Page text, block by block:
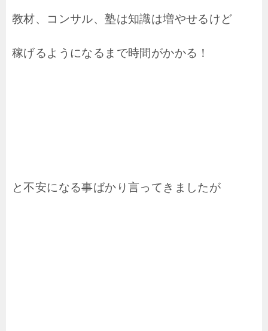
教材、コンサル、塾は知識は増やせるけど
稼げるようになるまで時間がかかる！
と不安になる事ばかり言ってきましたが